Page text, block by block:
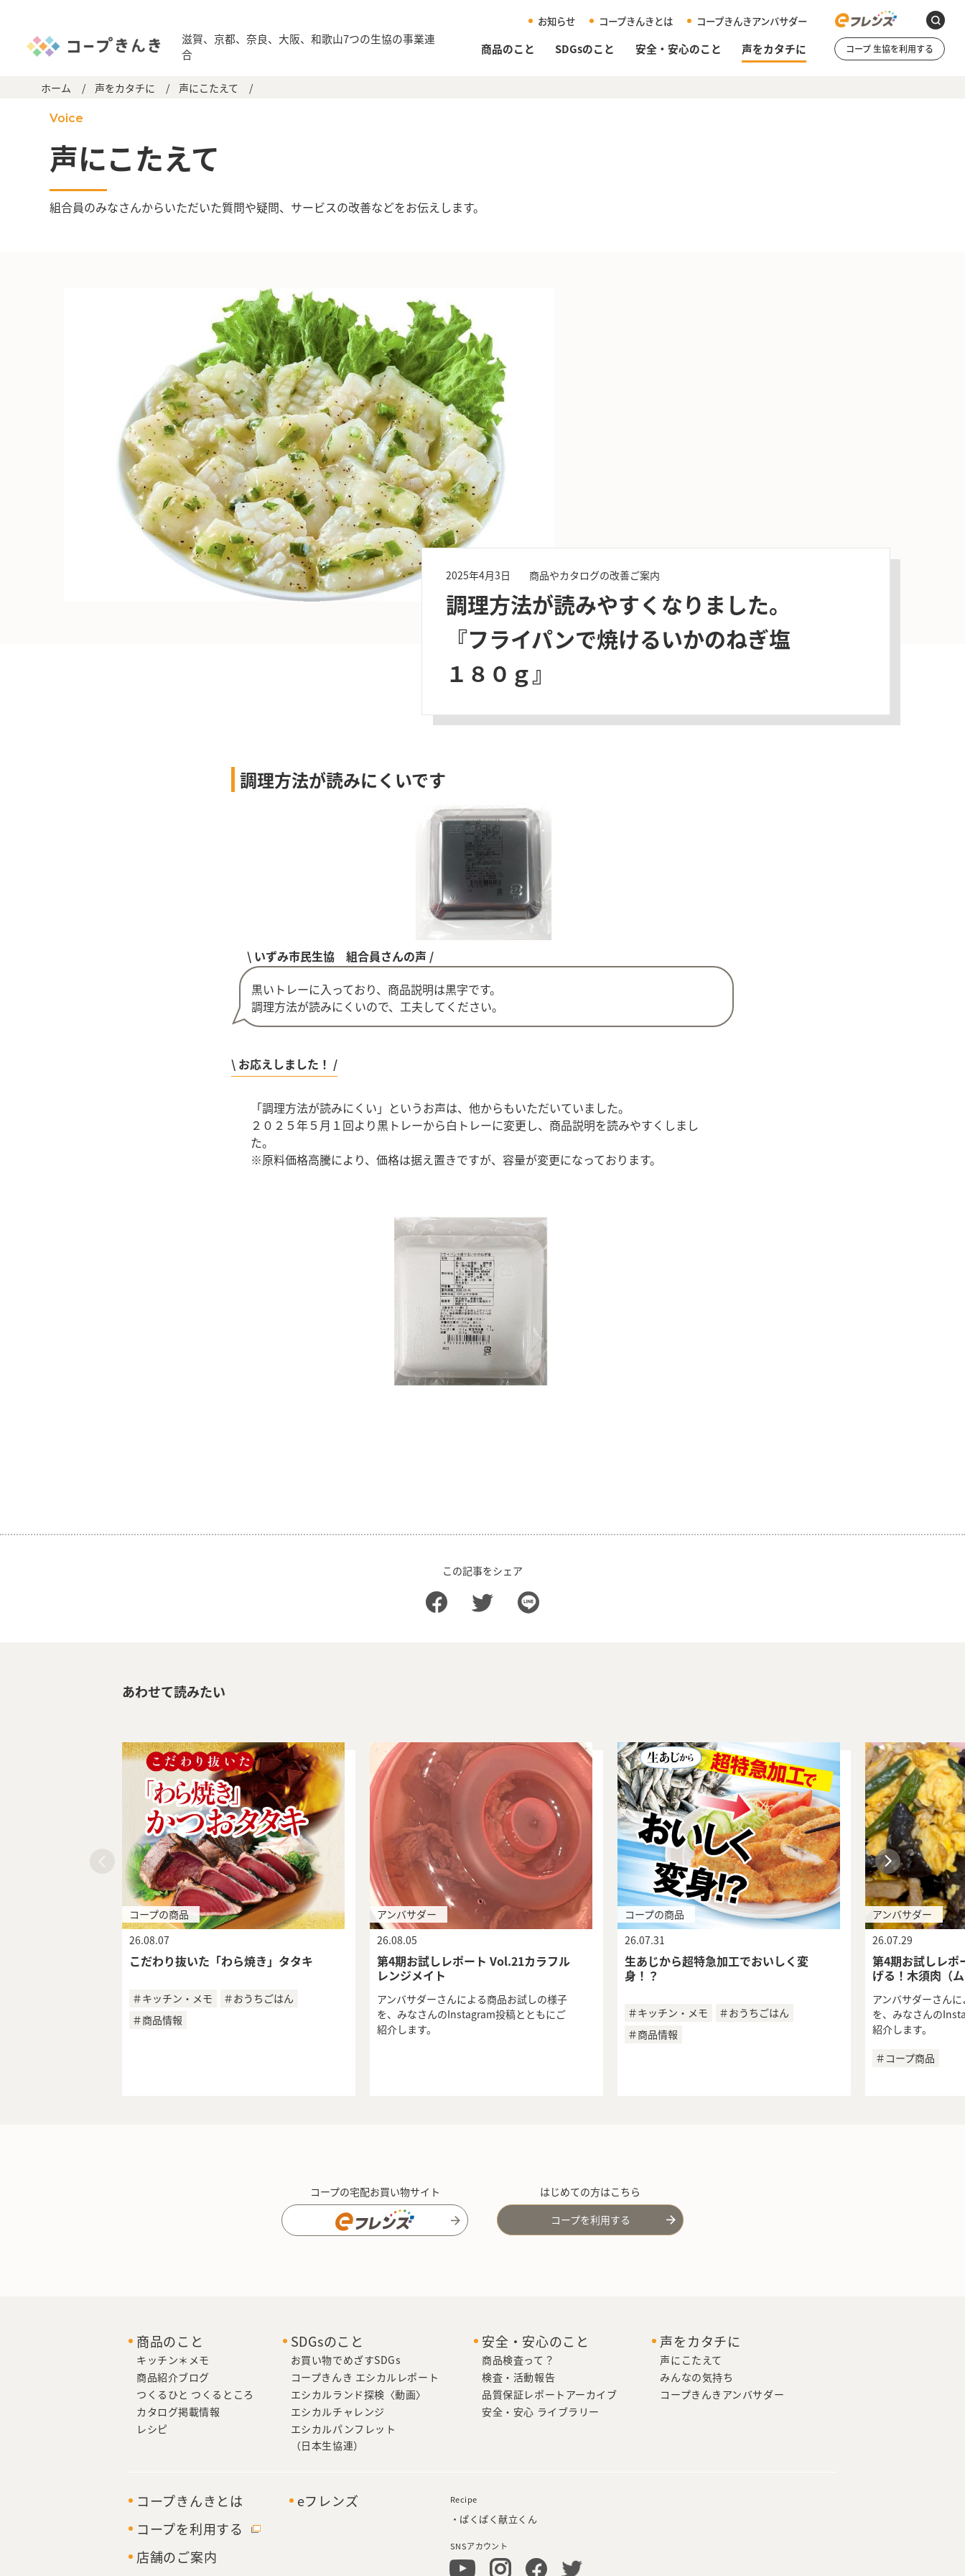
滋賀、京都、奈良、大阪、和歌山7つの生協の事業連
合
お知らせ コープきんきとは コープきんきアンバサダー
商品のこと SDGsのこと 安全・安心のこと 声をカタチに コープ 生協を利用する
ホーム / 声をカタチに / 声にこたえて /
Voice
声にこたえて
組合員のみなさんからいただいた質問や疑問、サービスの改善などをお伝えします。
2025年4月3日 商品やカタログの改善ご案内
調理方法が読みやすくなりました。
『フライパンで焼けるいかのねぎ塩
１８０ｇ』
調理方法が読みにくいです
\ いずみ市民生協 組合員さんの声 /
黒いトレーに入っており、商品説明は黒字です。
調理方法が読みにくいので、工夫してください。
\ お応えしました！ /
「調理方法が読みにくい」というお声は、他からもいただいていました。
２０２５年５月１回より黒トレーから白トレーに変更し、商品説明を読みやすくしまし
た。
※原料価格高騰により、価格は据え置きですが、容量が変更になっております。
この記事をシェア
あわせて読みたい
コープの商品
26.08.07
こだわり抜いた「わら焼き」タタキ
＃キッチン・メモ
＃おうちごはん
＃商品情報
アンバサダー
26.08.05
第4期お試しレポート Vol.21カラフル
レンジメイト
アンバサダーさんによる商品お試しの様子
を、みなさんのInstagram投稿とともにご
紹介します。
コープの商品
26.07.31
生あじから超特急加工でおいしく変
身！？
＃キッチン・メモ
＃おうちごはん
＃商品情報
アンバサダー
26.07.29
第4期お試しレポ
げる！木須肉（
アンバサダーさん
を、みなさんの
紹介します。
＃コープ商品
コープの宅配お買い物サイト
はじめての方はこちら
コープを利用する
商品のこと
キッチン＊メモ
商品紹介ブログ
つくるひと つくるところ
カタログ掲載情報
レシピ
SDGsのこと
お買い物でめざすSDGs
コープきんき エシカルレポート
エシカルランド探検〈動画〉
エシカルチャレンジ
エシカルパンフレット
（日本生協連）
安全・安心のこと
商品検査って？
検査・活動報告
品質保証レポートアーカイブ
安全・安心 ライブラリー
声をカタチに
声にこたえて
みんなの気持ち
コープきんきアンバサダー
コープきんきとは
コープを利用する
店舗のご案内
eフレンズ Recipe
・ぱくぱく献立くん
SNSアカウント